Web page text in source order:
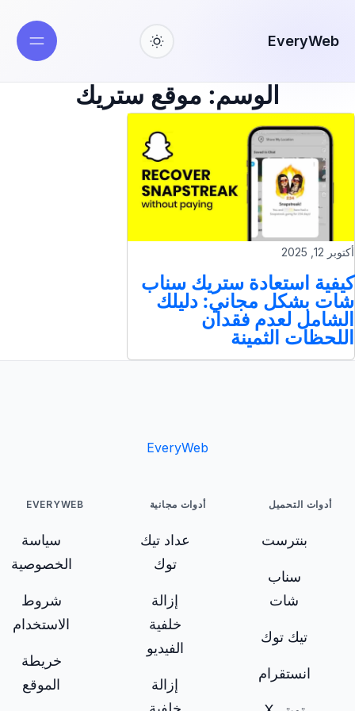
EveryWeb
الوسم: موقع ستريك
أكتوبر 12, 2025
كيفية استعادة ستريك سناب
شات بشكل مجاني: دليلك
الشامل لعدم فقدان
اللحظات الثمينة
EveryWeb
أدوات التحميل
بنترست
سناب
شات
تيك توك
انستقرام
أدوات مجانية
عداد تيك
توك
إزالة
خلفية
الفيديو
إزالة
EVERYWEB
سياسة
الخصوصية
شروط
الاستخدام
خريطة
الموقع